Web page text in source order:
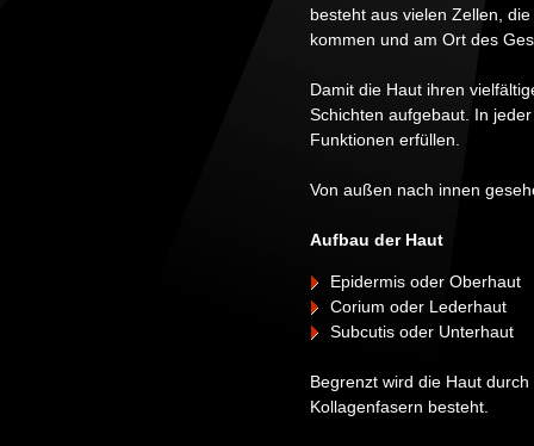
besteht aus vielen Zellen,
kommen und am Ort des
Damit die Haut ihren
Schichten aufgebaut. In
Funktionen erfüllen.
Von außen nach innen
Aufbau der Haut
Epidermis oder Oberhaut
Corium oder Lederhaut
Subcutis oder Unterhaut
Begrenzt wird die Haut
Kollagenfasern besteht.